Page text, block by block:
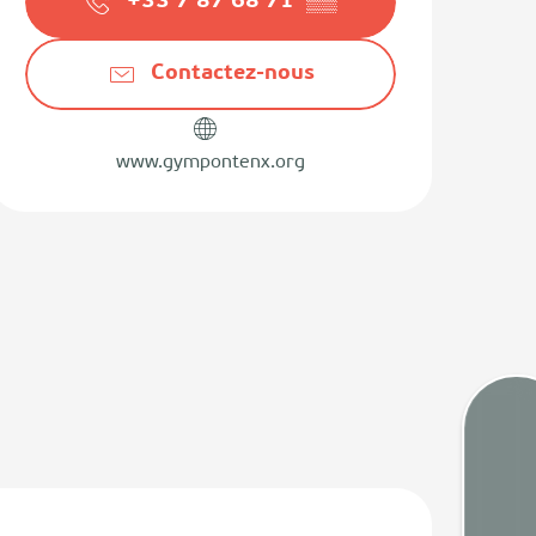
Contactez-nous
www.gympontenx.org